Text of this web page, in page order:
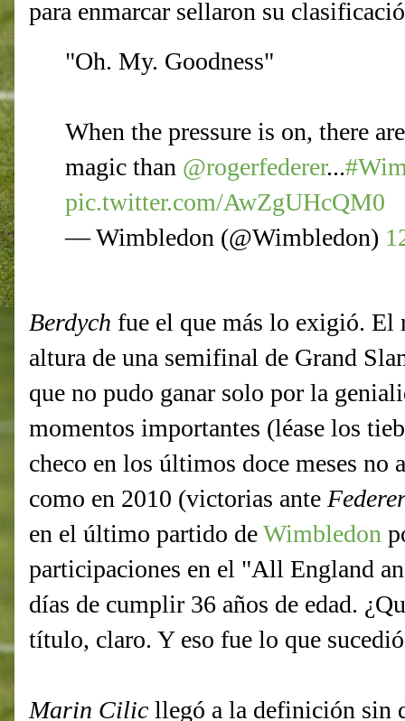
para enmarcar sellaron su
"Oh. My. Goodness"
When the pressure is on, there
magic than @rogerfederer...
pic.twitter.com/AwZgUHcQM0
— Wimbledon (@Wimbledon)
Berdych fue el que más lo exigió. El
altura de una semifinal de Grand
que no pudo ganar solo por la
momentos importantes (léase los
checo en los últimos doce meses no
como en 2010 (victorias ante
en el último partido deWimbledon
participaciones en el "All England
días de cumplir 36 años de edad.
título, claro. Y eso fue lo que
Marin Cilic llegó a la definición sin